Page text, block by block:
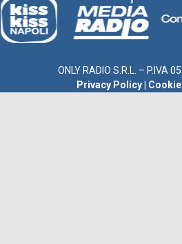
ONLY RADIO S.R.L. – P.IVA
Privacy Policy